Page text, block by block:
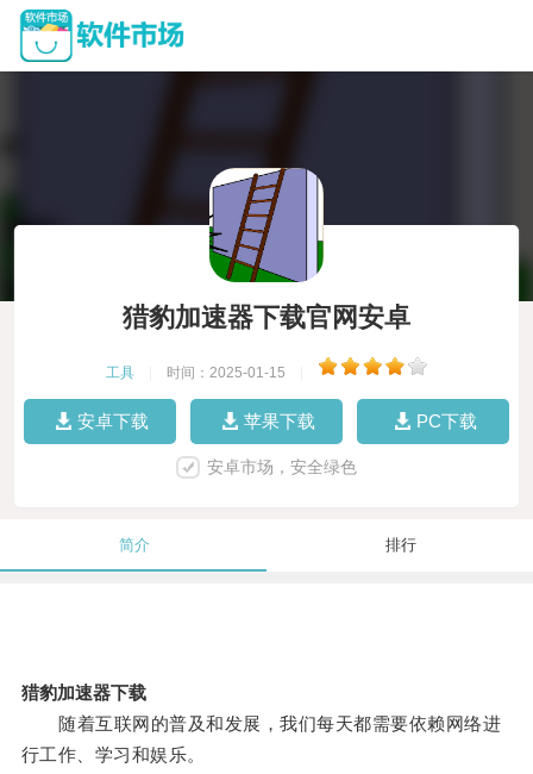
猎豹加速器下载官网安卓
工具 时间：2025-01-15
安卓下载 苹果下载 PC下载
安卓市场，安全绿色
简介 排行
猎豹加速器下载
随着互联网的普及和发展，我们每天都需要依赖网络进
行工作、学习和娱乐。